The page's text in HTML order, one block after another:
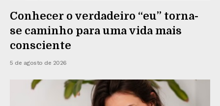
Conhecer o verdadeiro “eu” torna-
se caminho para uma vida mais
consciente
5 de agosto de 2026